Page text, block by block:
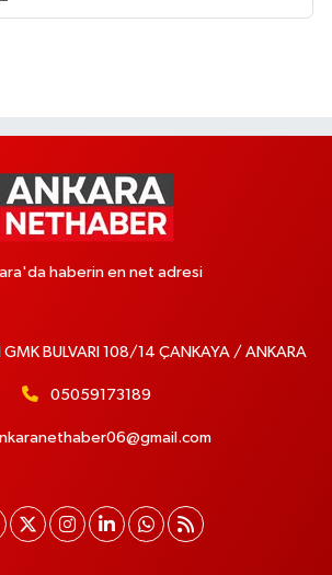
haberin en net adresi
GMK BULVARI 108/14 ÇANKAYA / ANKARA
05059173189